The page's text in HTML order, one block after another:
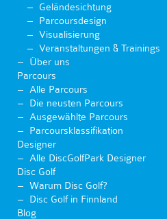
Geländesichtung
Parcoursdesign
Visualisierung
Veranstaltungen & Trainings
Über uns
Parcours
Alle Parcours
Die neusten Parcours
Ausgewählte Parcours
Parcoursklassifikation
Designer
Alle DiscGolfPark Designer
Disc Golf
Warum Disc Golf?
Disc Golf in Finnland
Blog